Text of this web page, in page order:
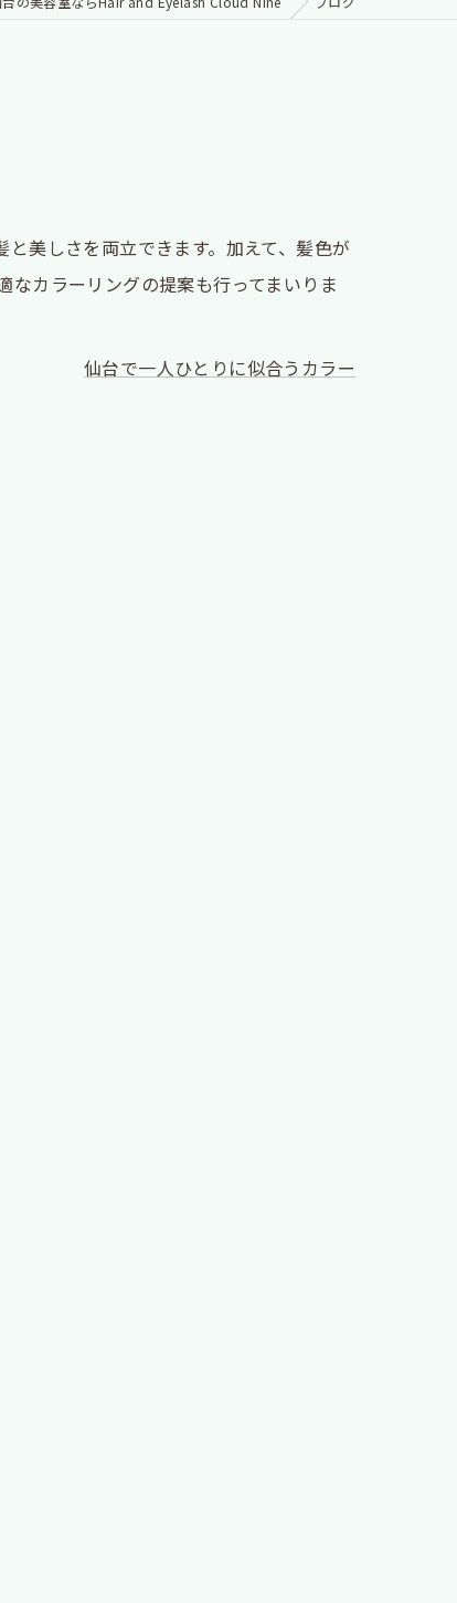
美しさを両立できます。加えて、髪色が
カラーリングの提案も行ってまいりま
仙台で一人ひとりに似合うカラー